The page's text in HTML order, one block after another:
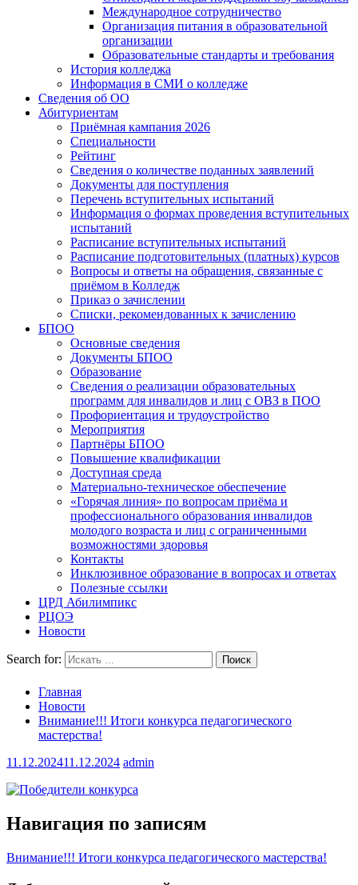
Международное сотрудничество
Организация питания в образовательной
организации
Образовательные стандарты и требования
История колледжа
Информация в СМИ о колледже
Сведения об ОО
Абитуриентам
Приёмная кампания 2026
Специальности
Рейтинг
Сведения о количестве поданных заявлений
Документы для поступления
Перечень вступительных испытаний
Информация о формах проведения вступительных
испытаний
Расписание вступительных испытаний
Расписание подготовительных (платных) курсов
Вопросы и ответы на обращения, связанные с
приёмом в Колледж
Приказ о зачислении
Списки, рекомендованных к зачислению
БПОО
Основные сведения
Документы БПОО
Образование
Сведения о реализации образовательных
программ для инвалидов и лиц с ОВЗ в ПОО
Профориентация и трудоустройство
Мероприятия
Партнёры БПОО
Повышение квалификации
Доступная среда
Материально-техническое обеспечение
«Горячая линия» по вопросам приёма и
профессионального образования инвалидов
молодого возраста и лиц с ограниченными
возможностями здоровья
Контакты
Инклюзивное образование в вопросах и ответах
Полезные ссылки
ЦРД Абилимпикс
РЦОЭ
Новости
Search for:
Главная
Новости
Внимание!!! Итоги конкурса педагогического
мастерства!
11.12.202411.12.2024 admin
Навигация по записям
Внимание!!! Итоги конкурса педагогического мастерства!